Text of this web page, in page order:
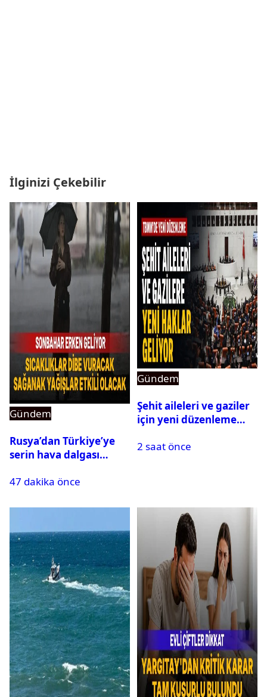
İlginizi Çekebilir
Gündem
Rusya’dan Türkiye’ye
serin hava dalgası
düşecek
47 dakika önce
Gündem
Şehit aileleri ve gaziler
için yeni düzenleme
2 saat önce